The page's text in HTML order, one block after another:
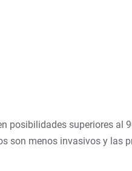
posibilidades superiores al
son menos invasivos y las